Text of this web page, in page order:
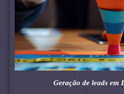
Geração de leads em